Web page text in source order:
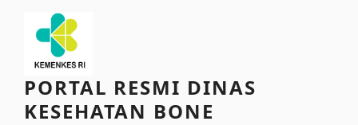
content
PORTAL RESMI DINAS
KESEHATAN BONE